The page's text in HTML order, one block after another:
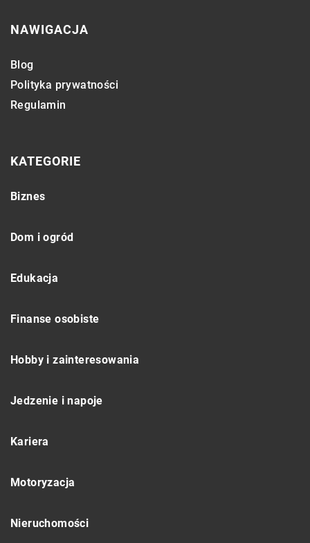
NAWIGACJA
Blog
Polityka prywatności
Regulamin
KATEGORIE
Biznes
Dom i ogród
Edukacja
Finanse osobiste
Hobby i zainteresowania
Jedzenie i napoje
Kariera
Motoryzacja
Nieruchomości